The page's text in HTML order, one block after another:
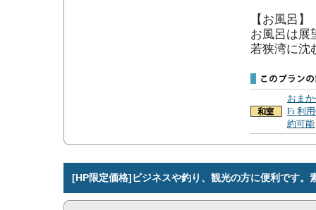
【お風呂】
お風呂は展
若狭湾に沈
おま
Fi 利
約可能
[HP限定価格]ビジネスや釣り、観光の方に便利です。